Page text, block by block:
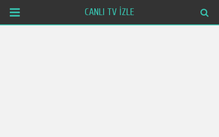
CANLI TV İZLE